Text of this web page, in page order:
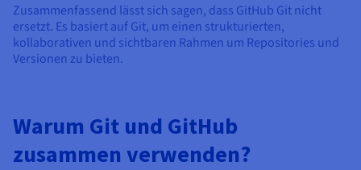
Zusammenfassend lässt sich sagen, dass GitHub Git nicht
ersetzt. Es basiert auf Git, um einen strukturierten,
kollaborativen und sichtbaren Rahmen um Repositories und
Versionen zu bieten.
Warum Git und GitHub
zusammen verwenden?